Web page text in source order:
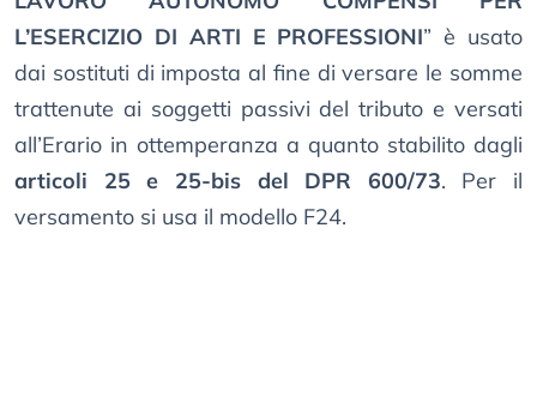
L’ESERCIZIO DI ARTI E PROFESSIONI” è usato
dai sostituti di imposta al fine di versare le somme
trattenute ai soggetti passivi del tributo e versati
all’Erario in ottemperanza a quanto stabilito dagli
articoli 25 e 25-bis del DPR 600/73. Per il
versamento si usa il modello F24.